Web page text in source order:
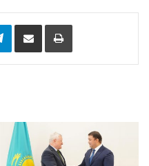
Telegram